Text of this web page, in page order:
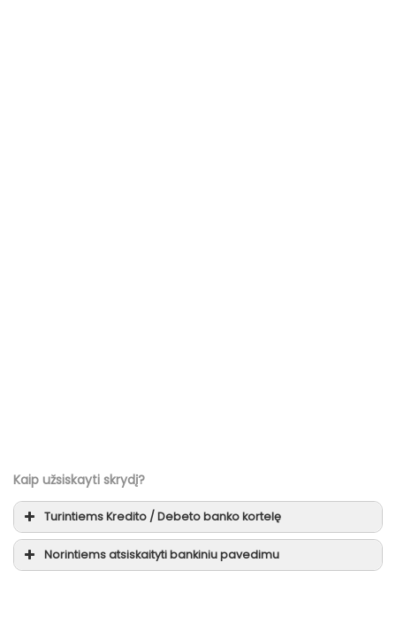
Kaip užsiskayti skrydį?
TurintiemsKredito / Debetobanko kortelę
Norintiems atsiskaitytibankiniu pavedimu